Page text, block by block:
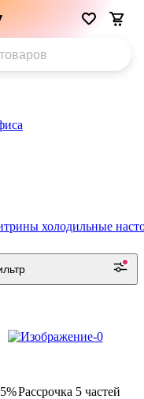
холодильные
Рассрочка 5 частей